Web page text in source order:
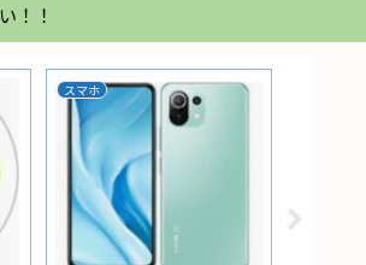
！！
スマホ